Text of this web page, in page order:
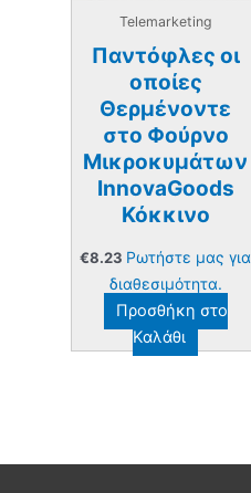
Telemarketing
Παντόφλες οι
οποίες
Θερμένοντε
στο Φούρνο
Μικροκυμάτων
InnovaGoods
Κόκκινο
€8.23 Ρωτήστε μας για
διαθεσιμότητα.
Προσθήκη στο
Καλάθι